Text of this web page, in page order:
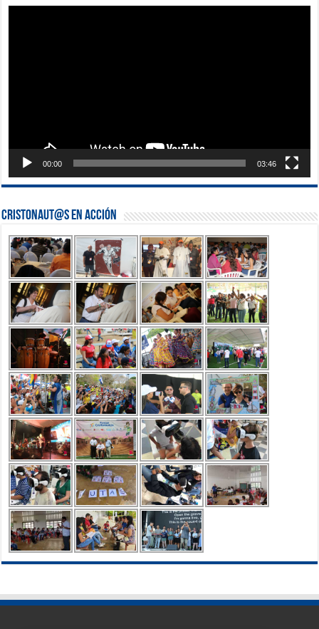
00:00 03:46
Cristonaut@s en Acción